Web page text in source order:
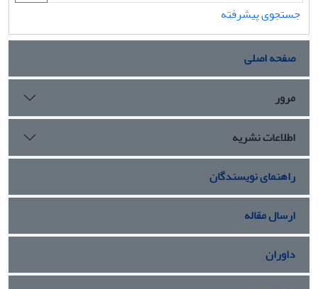
جستجوی پیشرفته
صفحه اصلی
مرور
اطلاعات نشریه
راهنمای نویسندگان
ارسال مقاله
داوران